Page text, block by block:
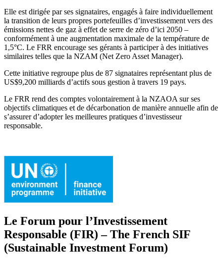
Elle est dirigée par ses signataires, engagés à faire individuellement
la transition de leurs propres portefeuilles d’investissement vers des
émissions nettes de gaz à effet de serre de zéro d’ici 2050 –
conformément à une augmentation maximale de la température de
1,5°C. Le FRR encourage ses gérants à participer à des initiatives
similaires telles que la NZAM (Net Zero Asset Manager).
Cette initiative regroupe plus de 87 signataires représentant plus de
US$9,200 milliards d’actifs sous gestion à travers 19 pays.
Le FRR rend des comptes volontairement à la NZAOA sur ses
objectifs climatiques et de décarbonation de manière annuelle afin de
s’assurer d’adopter les meilleures pratiques d’investisseur
responsable.
Le Forum pour l’Investissement
Responsable (FIR) – The French SIF
(Sustainable Investment Forum)